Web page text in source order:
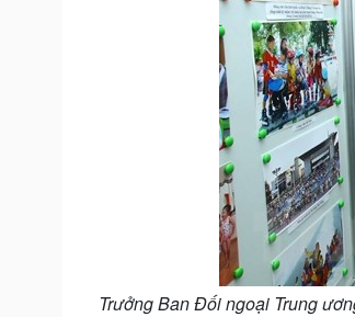
Trưởng Ban Đối ngoại Trung